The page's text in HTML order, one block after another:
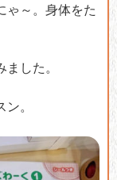
ゃ～。身体をた
した。
。